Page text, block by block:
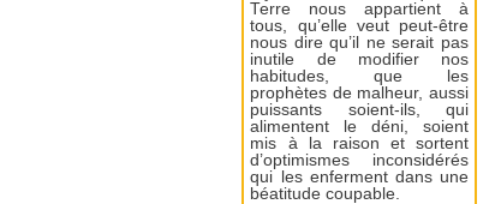
Terre nous appartient à
tous, qu’elle veut peut-être
nous dire qu’il ne serait pas
inutile de modifier nos
habitudes, que les
prophètes de malheur, aussi
puissants soient-ils, qui
alimentent le déni, soient
mis à la raison et sortent
d’optimismes inconsidérés
qui les enferment dans une
béatitude coupable.